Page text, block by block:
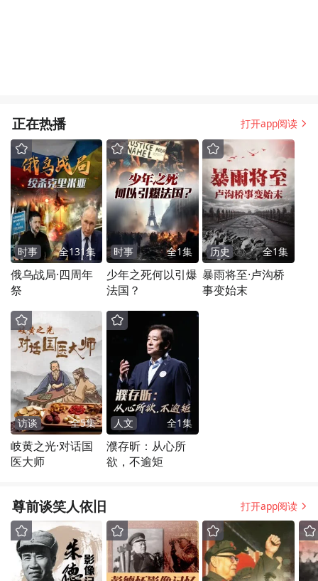
正在热播 打开app阅读
时事 全131集
俄乌战局·四周年
祭
时事 全1集
少年之死何以引爆
法国？
历史 全1集
暴雨将至·卢沟桥
事变始末
访谈 全5集
岐黄之光·对话国
医大师
人文 全1集
濮存昕：从心所
欲，不逾矩
尊前谈笑人依旧 打开app阅读